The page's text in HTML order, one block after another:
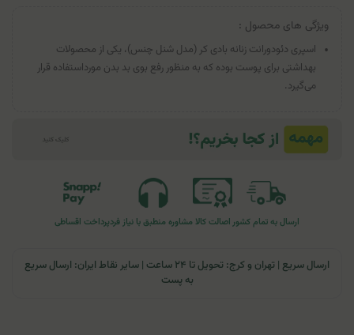
ویژگی های محصول :
اسپری دئودورانت زنانه بادی کر (مدل شنل چنس)، یکی از محصولات
بهداشتی برای پوست بوده که به منظور رفع بوی بد بدن مورداستفاده قرار
می‌گیرد.
ارسال به تمام کشوراصالت کالا مشاوره منطبق با نیاز فردپرداخت اقساطی
ارسال سریع | تهران و کرج: تحویل تا ۲۴ ساعت | سایر نقاط ایران: ارسال سریع
به پست